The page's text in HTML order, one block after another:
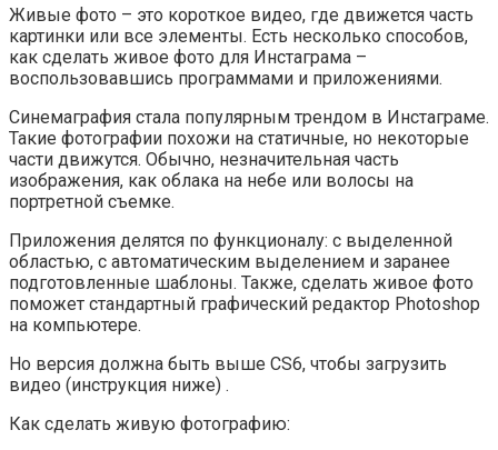
Живые фото – это короткое видео, где движется часть
картинки или все элементы. Есть несколько способов,
как сделать живое фото для Инстаграма –
воспользовавшись программами и приложениями.
Синемаграфия стала популярным трендом в Инстаграме.
Такие фотографии похожи на статичные, но некоторые
части движутся. Обычно, незначительная часть
изображения, как облака на небе или волосы на
портретной съемке.
Приложения делятся по функционалу: с выделенной
областью, с автоматическим выделением и заранее
подготовленные шаблоны. Также, сделать живое фото
поможет стандартный графический редактор Photoshop
на компьютере.
Но версия должна быть выше CS6, чтобы загрузить
видео (инструкция ниже) .
Как сделать живую фотографию: